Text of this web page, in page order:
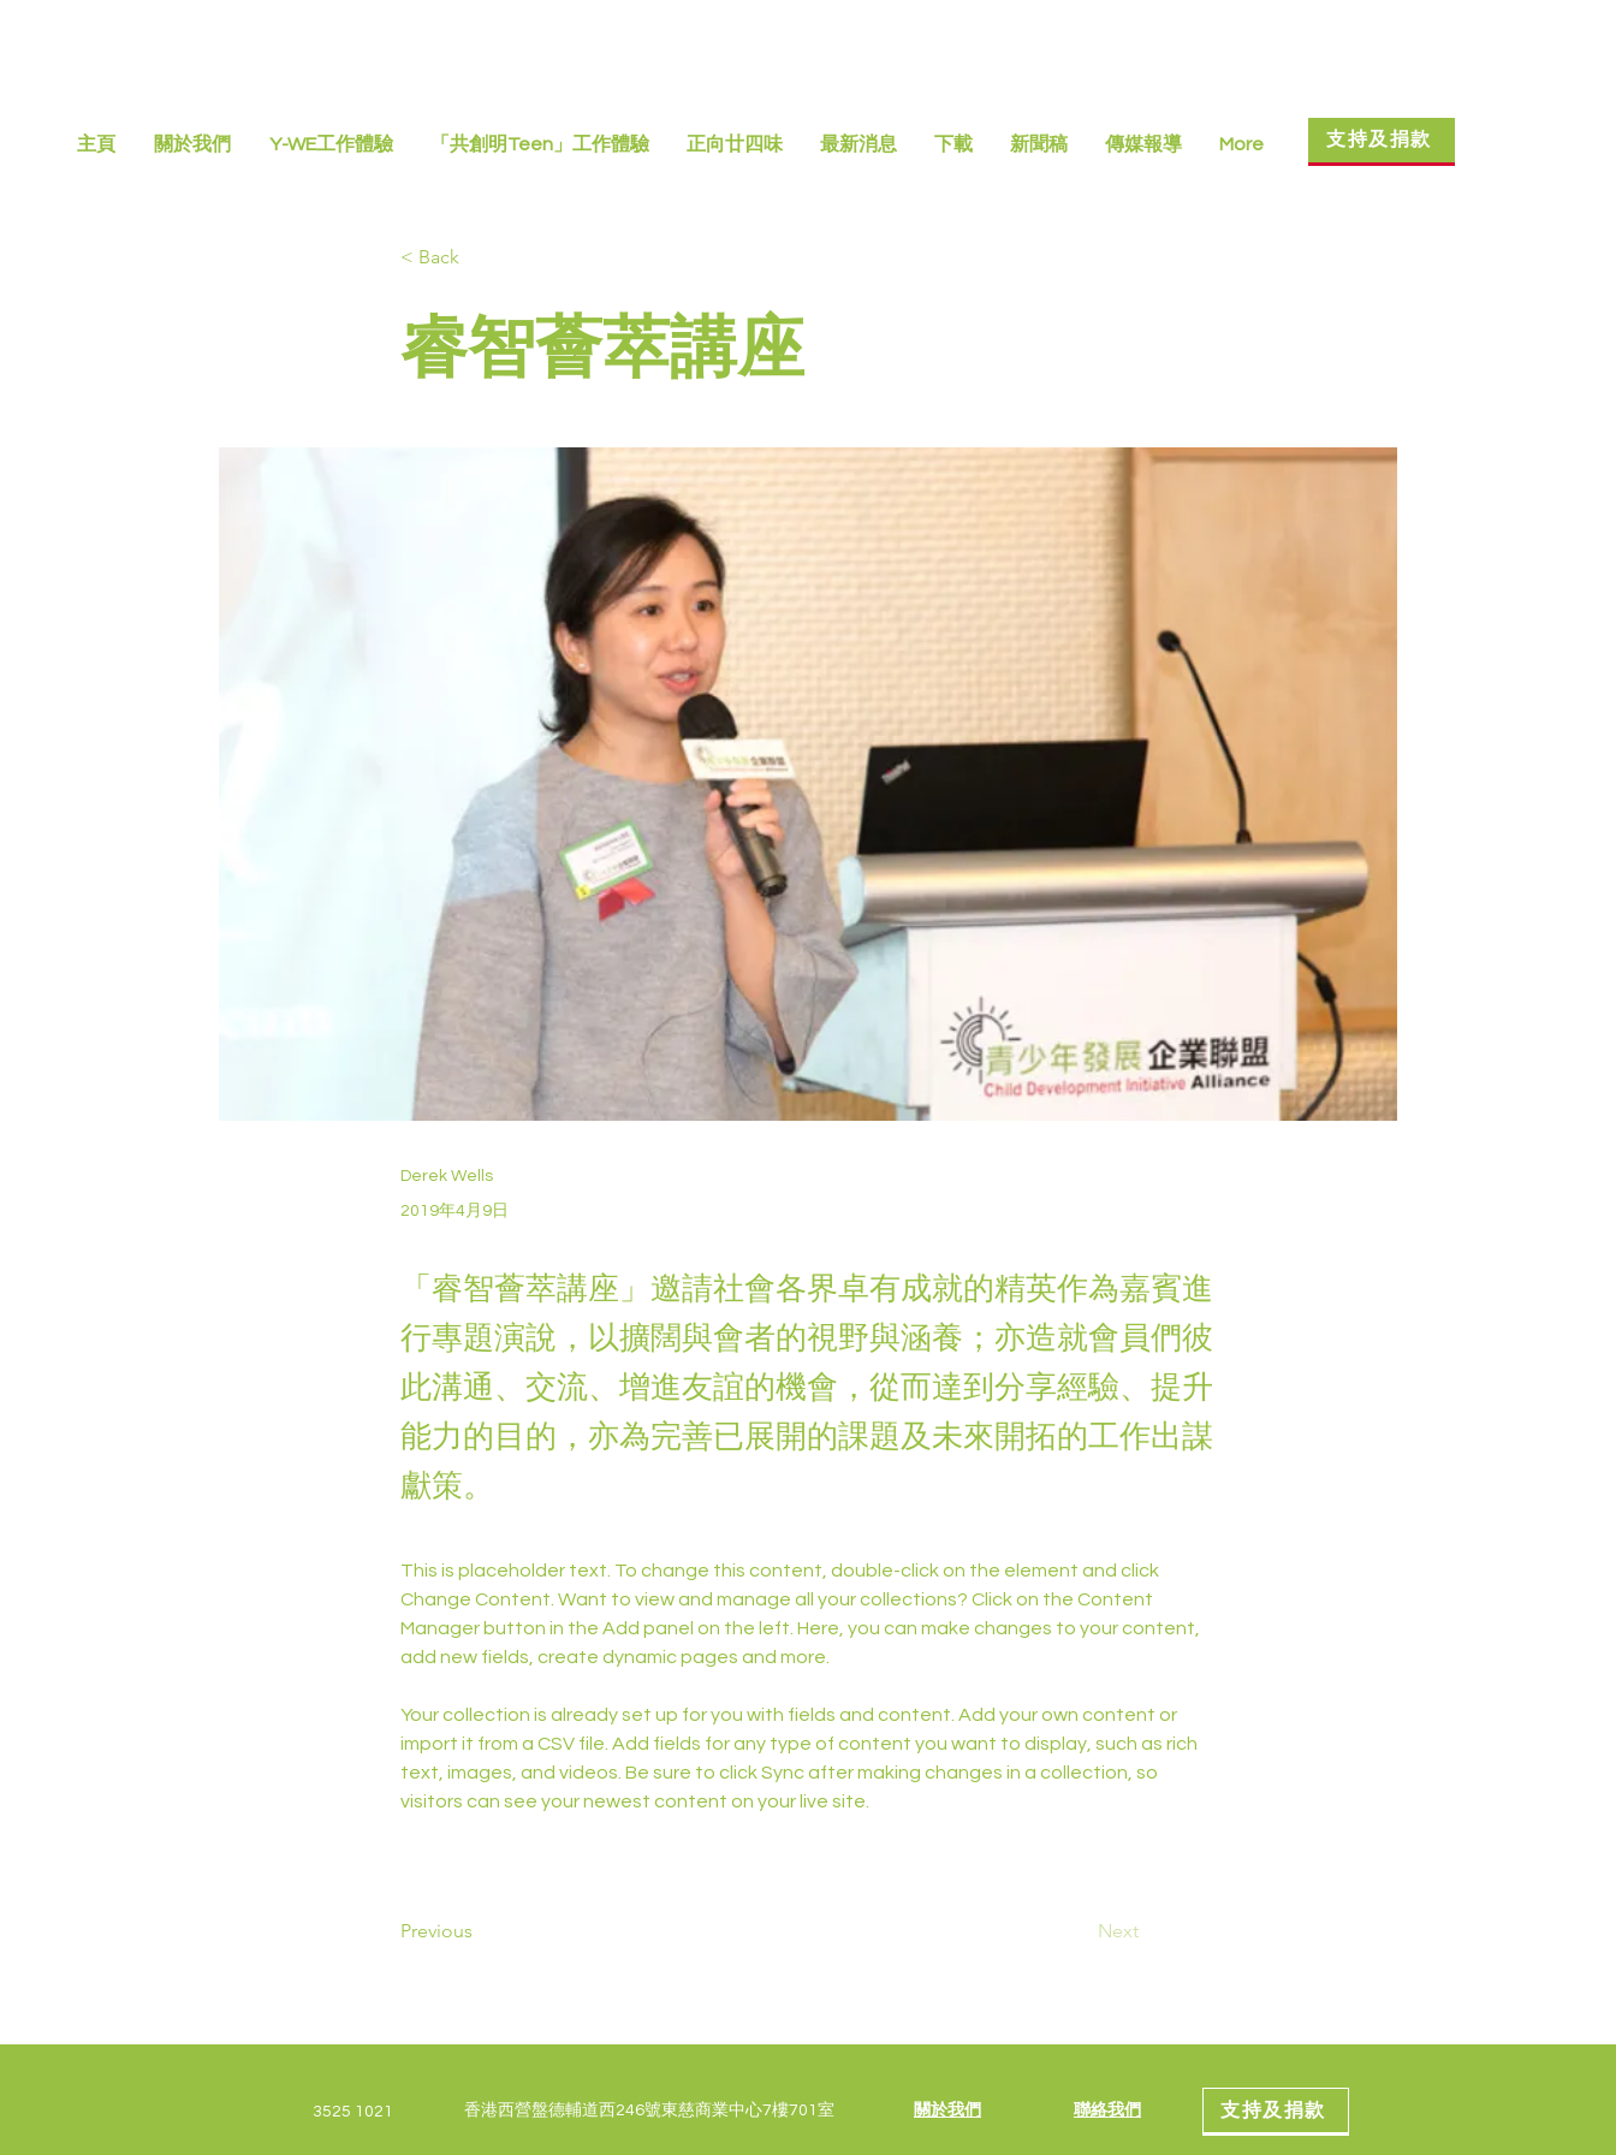
主頁 關於我們 Y-WE工作體驗 「共創明Teen」工作體驗 正向廿四味 最新消息 下載 新聞稿 傳媒報導 More 支持及捐款
< Back
睿智薈萃講座
Derek Wells
2019年4月9日
「睿智薈萃講座」邀請社會各界卓有成就的精英作為嘉賓進
行專題演說，以擴闊與會者的視野與涵養；亦造就會員們彼
此溝通、交流、增進友誼的機會，從而達到分享經驗、提升
能力的目的，亦為完善已展開的課題及未來開拓的工作出謀
獻策。
This is placeholder text. To change this content, double-click on the element and click
Change Content. Want to view and manage all your collections? Click on the Content
Manager button in the Add panel on the left. Here, you can make changes to your content,
add new fields, create dynamic pages and more.
Your collection is already set up for you with fields and content. Add your own content or
import it from a CSV file. Add fields for any type of content you want to display, such as rich
text, images, and videos. Be sure to click Sync after making changes in a collection, so
visitors can see your newest content on your live site.
Previous Next
3525 1021 關於我們
香港西營盤德輔道西246號東慈商業中心7樓701室 聯絡我們 支持及捐款